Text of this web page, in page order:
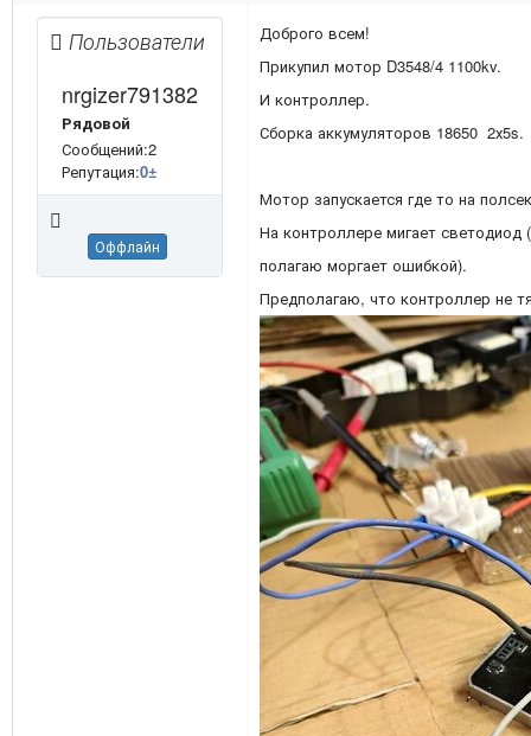
Пользователи
nrgizer791382
Рядовой
Сообщений:2
Репутация:0±
Оффлайн
Доброго всем!
Прикупил мотор D3548/4 1100kv.
И контроллер.
Сборка аккумуляторов 18650 2х5s.
Мотор запускается где то на
На контроллере мигает
полагаю моргает ошибкой).
Предполагаю, что контроллер не